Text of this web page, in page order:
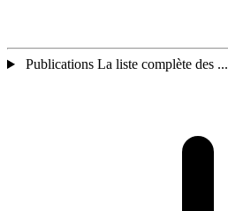
Publications La liste complète des ...